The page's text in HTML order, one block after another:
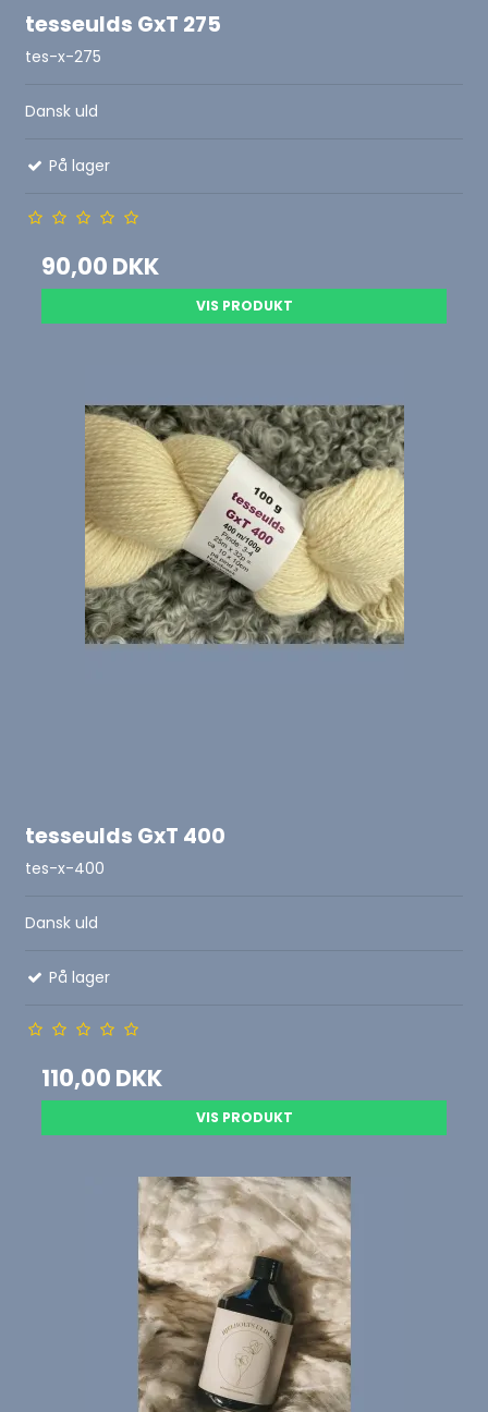
tesseulds GxT 275
tes-x-275
Dansk uld
På lager
90,00 DKK
VIS PRODUKT
tesseulds GxT 400
tes-x-400
Dansk uld
På lager
110,00 DKK
VIS PRODUKT